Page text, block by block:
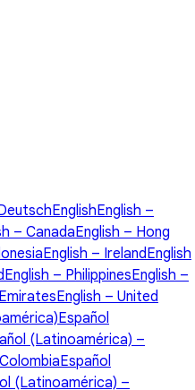
EnglishEnglish –
– CanadaEnglish – Hong
English – IrelandEnglish
English – PhilippinesEnglish –
English – United
Español
(Latinoamérica) –
Español
(Latinoamérica) –